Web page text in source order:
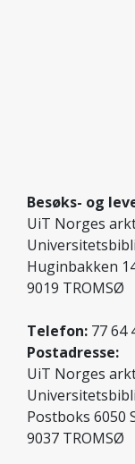
Besøks- og
UiT Norges
Huginbakken
9019 TROMSØ
Telefon: 77 64
Postadresse:
UiT Norges
Postboks 6050
9037 TROMSØ